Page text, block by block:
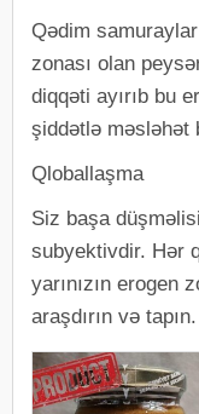
Qədim
zonası olan
diqqəti ayırıb bu
şiddətlə məsləhət
Qloballaşma
Siz başa
subyektivdir. Hər
yarınızın erogen
araşdırın və tapın.